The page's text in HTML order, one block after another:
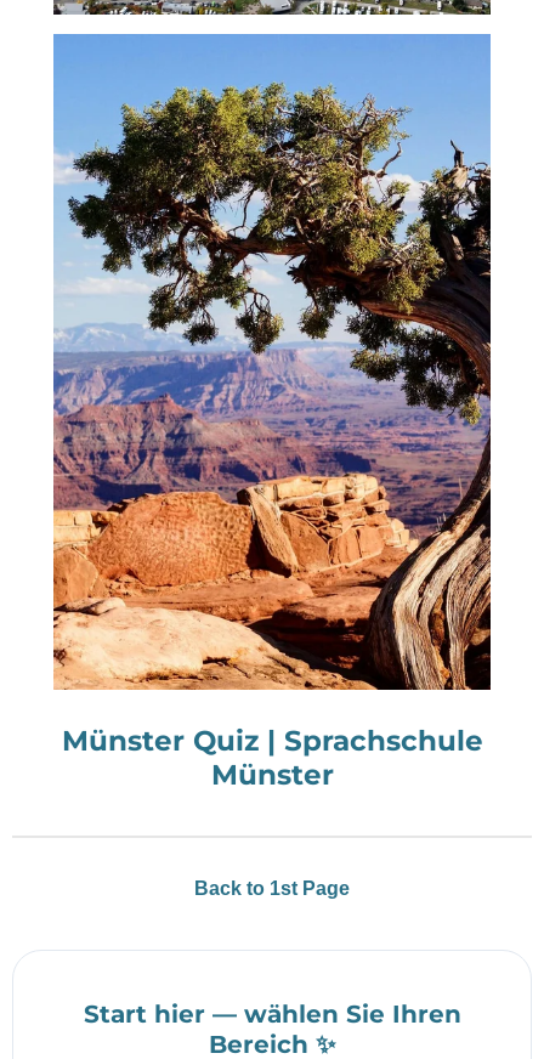
Münster Quiz | Sprachschule
Münster
Back to 1st Page
Start hier — wählen Sie Ihren
Bereich ✨